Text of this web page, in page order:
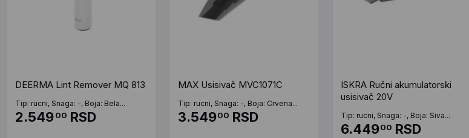
DEERMA Lint Remover MQ 813
Tip: rucni, Snaga: -, Boja: Bela...
2.54900 RSD
MAX Usisivač MVC1071C
Tip: rucni, Snaga: -, Boja: Crvena...
3.54900 RSD
ISKRA Ručni akumulatorski
usisivač 20V
Tip: rucni, Snaga: -, Boja: Siva...
6.44900 RSD